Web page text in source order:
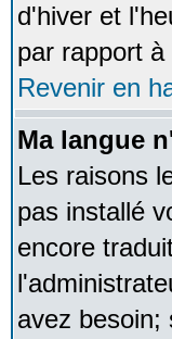
d'hiver et
par rapport
Revenir en
Ma langue
Les raisons
pas installé
encore
avez besoin;